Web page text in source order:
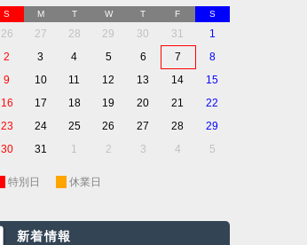
S M T W T F S
26 27 28 29 30 31
1
2
3 4 5 6 7
8
9
10 11 12 13 14
15
16
17 18 19 20 21
22
23
24 25 26 27 28
29
30
31 1 2 3 4 5
特別日 休業日
新着情報